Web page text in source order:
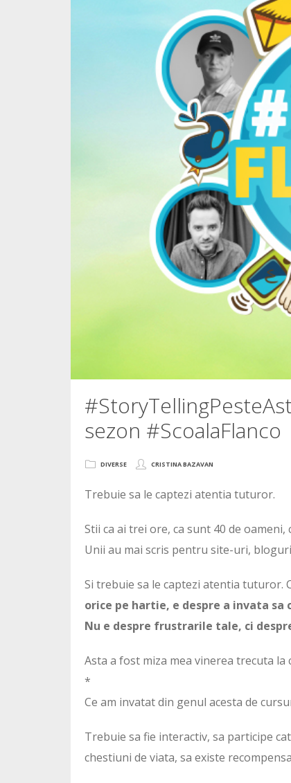
sezon #ScoalaFlanco
DIVERSE CRISTINA BAZAVAN
Trebuie sa le captezi atentia tuturor.
Stii ca ai trei ore, ca sunt 40 de
Unii au mai scris pentru site-uri,
Si trebuie sa le captezi atentia tuturor.
orice pe hartie, e despre a invata
Nu e despre frustrarile tale, ci
Asta a fost miza mea vinerea trecuta la
*
Ce am invatat din genul acesta de
Trebuie sa fie interactiv, sa participe
chestiuni de viata, sa existe